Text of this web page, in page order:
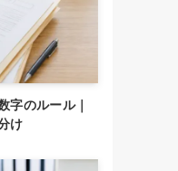
字のルール｜
け